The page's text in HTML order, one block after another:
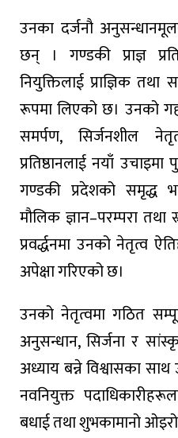
उनका दर्जनौ
छन् । गण्डकी प्राज्ञ
नियुक्तिलाई प्राज्ञिक
रूपमा लिएको छ। उनको
समर्पण, सिर्जनशील
प्रतिष्ठानलाई नयाँ
गण्डकी प्रदेशको समृद्ध
मौलिक ज्ञान–परम्परा तथा
प्रवर्द्धनमा उनको नेतृत्व
अपेक्षा गरिएको छ।
उनको नेतृत्वमा गठित
अनुसन्धान, सिर्जना र
अध्याय बन्ने विश्वासका
नवनियुक्त
बधाई तथा शुभकामानो